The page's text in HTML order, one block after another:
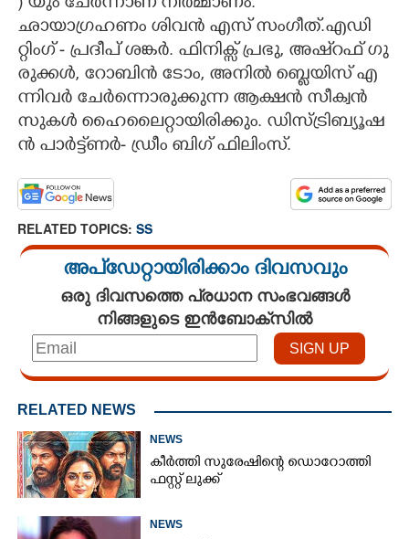
)​ ​യും​ ​ചേ​ർ​ന്നാ​ണ് ​നി​ർ​മ്മാ​ണം.​ ​
ഛാ​യാ​ഗ്ര​ഹ​ണം​ ​ശി​വ​ൻ​ ​എ​സ് ​സം​ഗീ​ത്.​എ​ഡി​
റ്റിം​ഗ് ​-​ ​പ്ര​ദീ​പ് ​ശ​ങ്ക​ർ.​ ​ഫി​നി​ക്സ് ​പ്ര​ഭു,​ ​അ​ഷ്‌​റ​ഫ് ​ഗു​
രു​ക്ക​ൾ,​ ​റോ​ബി​ൻ​ ​ടോം,​ ​അ​നി​ൽ​ ​ബ്ലെ​യി​സ് ​എ​
ന്നി​വ​ർ​ ​ചേ​ർ​ന്നൊ​രു​ക്കു​ന്ന​ ​ആ​ക്ഷ​ൻ​ ​സീ​ക്വ​ൻ​
സു​ക​ൾ​ ​ഹൈ​ലൈ​റ്റാ​യി​രി​ക്കും.​ ​ഡി​സ്ട്രി​ബ്യൂ​ഷ​
ൻ​ ​പാ​ർ​ട്ട്ണ​ർ​-​ ​ഡ്രീം​ ​ബി​ഗ് ​ഫി​ലിം​സ്.
RELATED TOPICS: SS
അപ്ഡേറ്റായിരിക്കാം ദിവസവും
ഒരു ദിവസത്തെ പ്രധാന സംഭവങ്ങൾ
നിങ്ങളുടെ ഇൻബോക്സിൽ
RELATED NEWS
NEWS
കീർത്തി സുരേഷിന്റെ ഡൊറോത്തി
ഫസ്റ്റ് ലുക്ക്
NEWS